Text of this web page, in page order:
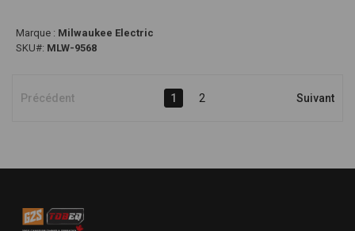
Marque : Milwaukee Electric
SKU#: MLW-9568
Précédent 1 2 Suivant